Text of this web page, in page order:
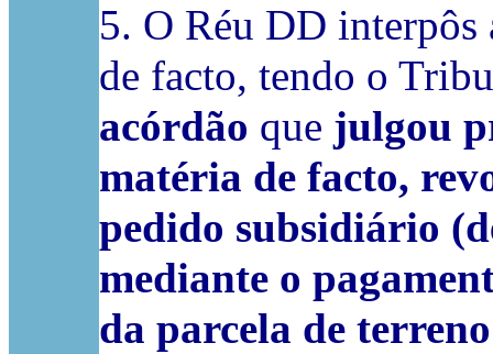
5. O Réu DD interpôs
de facto, tendo o
acórdão que julgou
matéria de facto,
pedido subsidiário
mediante o
da parcela de